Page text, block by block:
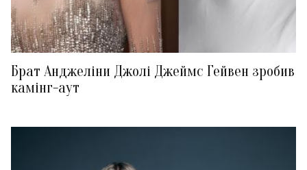
Брат Анджеліни Джолі Джеймс Гейвен зробив
камінг-аут